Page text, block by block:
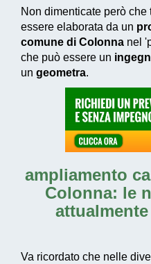
Non dimenticate però
essere elaborata da un
comune di Colonna nel
che può essere un
un geometra.
ampliamento
Colonna: le
Va ricordato che nelle